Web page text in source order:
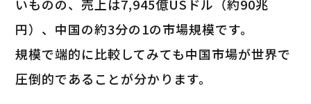
いものの、売上は7,945億USドル（約90兆
円）、中国の約3分の1の市場規模です。
規模で端的に比較してみても中国市場が世界で
圧倒的であることが分かります。